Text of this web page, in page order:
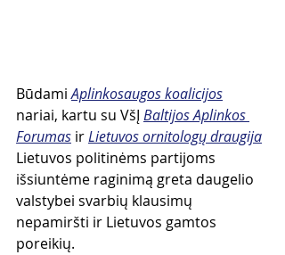
Būdami Aplinkosaugos koalicijos
nariai, kartu su VšĮ Baltijos Aplinkos
Forumas ir Lietuvos ornitologų draugija
Lietuvos politinėms partijoms
išsiuntėme raginimą greta daugelio
valstybei svarbių klausimų
nepamiršti ir Lietuvos gamtos
poreikių.